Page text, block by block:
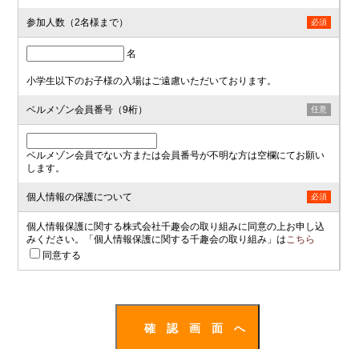
参加人数（2名様まで） 必須
名
小学生以下のお子様の入場はご遠慮いただいております。
ベルメゾン会員番号（9桁） 任意
ベルメゾン会員でない方または会員番号が不明な方は空欄にてお願い
します。
個人情報の保護について 必須
個人情報保護に関する株式会社千趣会の取り組みに同意の上お申し込
みください。「個人情報保護に関する千趣会の取り組み」はこちら
同意する